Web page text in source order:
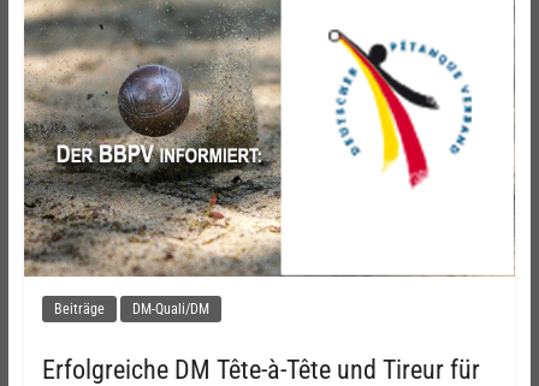
Beiträge DM-Quali/DM
Erfolgreiche DM Tête-à-Tête und Tireur für